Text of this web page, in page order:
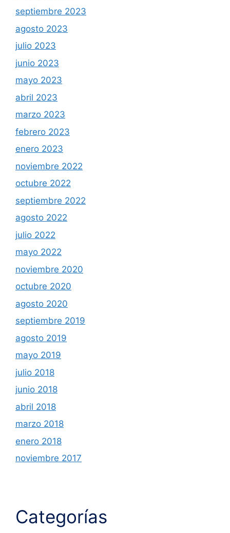
septiembre 2023
agosto 2023
julio 2023
junio 2023
mayo 2023
abril 2023
marzo 2023
febrero 2023
enero 2023
noviembre 2022
octubre 2022
septiembre 2022
agosto 2022
julio 2022
mayo 2022
noviembre 2020
octubre 2020
agosto 2020
septiembre 2019
agosto 2019
mayo 2019
julio 2018
junio 2018
abril 2018
marzo 2018
enero 2018
noviembre 2017
Categorías